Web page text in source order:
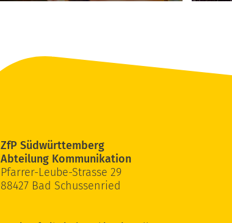
ZfP Südwürttemberg
Abteilung Kommunikation
Pfarrer-Leube-Strasse 29
88427 Bad Schussenried